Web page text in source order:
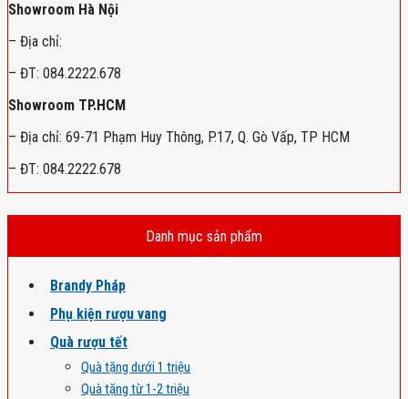
Showroom Hà Nội
– Địa chỉ:
– ĐT: 084.2222.678
Showroom TP.HCM
– Địa chỉ: 69-71 Phạm Huy Thông, P.17, Q. Gò Vấp, TP HCM
– ĐT: 084.2222.678
Danh mục sản phẩm
Brandy Pháp
Phụ kiện rượu vang
Quà rượu tết
Quà tặng dưới 1 triệu
Quà tặng từ 1-2 triệu